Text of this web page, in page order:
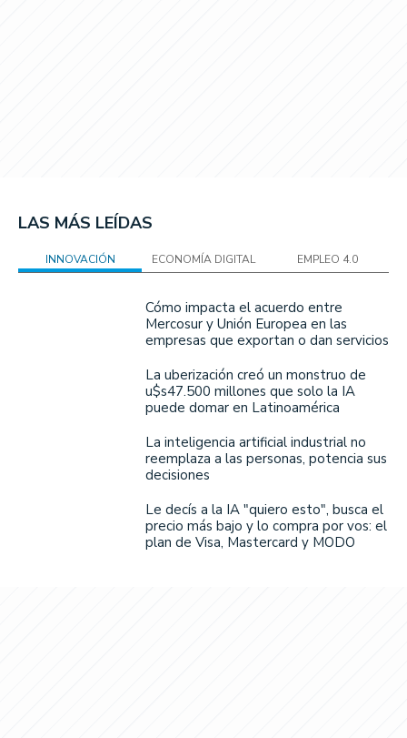
LAS MÁS LEÍDAS
INNOVACIÓN ECONOMÍA DIGITAL EMPLEO 4.0
Cómo impacta el acuerdo entre
Mercosur y Unión Europea en las
empresas que exportan o dan servicios
La uberización creó un monstruo de
u$s47.500 millones que solo la IA
puede domar en Latinoamérica
La inteligencia artificial industrial no
reemplaza a las personas, potencia sus
decisiones
Le decís a la IA "quiero esto", busca el
precio más bajo y lo compra por vos: el
plan de Visa, Mastercard y MODO